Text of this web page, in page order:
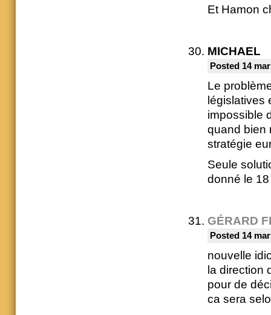
Et Hamon
MICHAEL
Posted 14
Le
législatives
impossible
quand bien
stratégie
Seule
donné le
GÉRARD
Posted 14
nouvelle
la direction
pour de
ca sera